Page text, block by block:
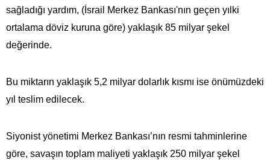
sağladığı yardım, (İsrail Merkez Bankası'nın geçen yılki
ortalama döviz kuruna göre) yaklaşık 85 milyar şekel
değerinde.
Bu miktarın yaklaşık 5,2 milyar dolarlık kısmı ise önümüzdeki
yıl teslim edilecek.
Siyonist yönetimi Merkez Bankası’nın resmi tahminlerine
göre, savaşın toplam maliyeti yaklaşık 250 milyar şekel